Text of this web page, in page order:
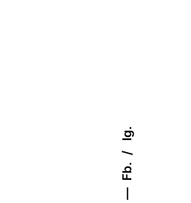
Fb.
Ig.